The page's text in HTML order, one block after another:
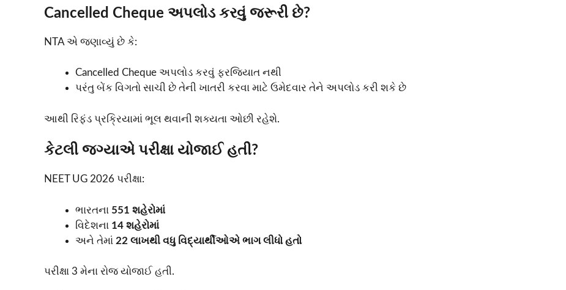
Cancelled Cheque અપલોડ કરવું જરૂરી છે?
NTA એ જણાવ્યું છે કે:
Cancelled Cheque અપલોડ કરવું ફરજિયાત નથી
પરંતુ બેંક વિગતો સાચી છે તેની ખાતરી કરવા માટે ઉમેદવાર તેને અપલોડ કરી શકે છે
આથી રિફંડ પ્રક્રિયામાં ભૂલ થવાની શક્યતા ઓછી રહેશે.
કેટલી જગ્યાએ પરીક્ષા યોજાઈ હતી?
NEET UG 2026 પરીક્ષા:
ભારતના 551 શહેરોમાં
વિદેશના 14 શહેરોમાં
અને તેમાં 22 લાખથી વધુ વિદ્યાર્થીઓએ ભાગ લીધો હતો
પરીક્ષા 3 મેના રોજ યોજાઈ હતી.